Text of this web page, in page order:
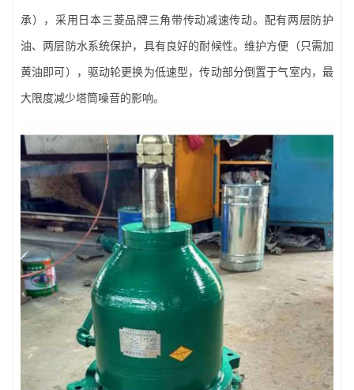
承），采用日本三菱品牌三角带传动减速传动。配有两层防护
油、两层防水系统保护，具有良好的耐候性。维护方便（只需加
黄油即可），驱动轮更换为低速型，传动部分倒置于气室内，最
大限度减少塔筒噪音的影响。